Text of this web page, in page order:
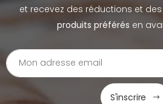
et recevez des réductions et
produits préférés en
S'inscrire